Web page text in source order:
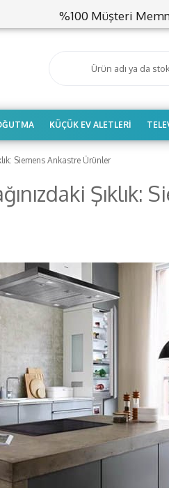
%100 Müşteri
KÜÇÜK EV ALETLERI
Siemens Ankastre Ürünler
Şıklık: